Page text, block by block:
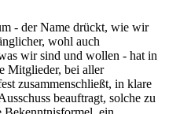
- der Name drückt, wie wir
wohl auch
wir sind und wollen - hat in
Mitglieder, bei aller
zusammenschließt, in klare
beauftragt, solche zu